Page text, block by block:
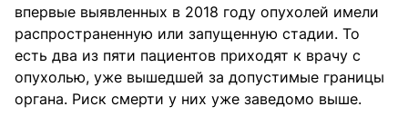
впервые выявленных в 2018 году опухолей имели
распространенную или запущенную стадии. То
есть два из пяти пациентов приходят к врачу с
опухолью, уже вышедшей за допустимые границы
органа. Риск смерти у них уже заведомо выше.